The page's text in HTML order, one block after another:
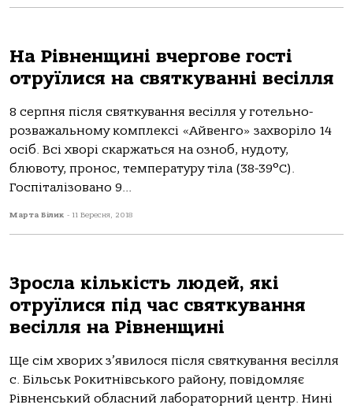
На Рівненщині вчергове гості
отруїлися на святкуванні весілля
8 серпня після святкування весілля у готельно-
розважальному комплексі «Айвенго» захворіло 14
осіб. Всі хворі скаржаться на озноб, нудоту,
блювоту, пронос, температуру тіла (38-39°С).
Госпіталізовано 9...
Марта Білик - 11 Вересня, 2018
Зросла кількість людей, які
отруїлися під час святкування
весілля на Рівненщині
Ще сім хворих з’явилося після святкування весілля
с. Більськ Рокитнівського району, повідомляє
Рівненський обласний лабораторний центр. Нині